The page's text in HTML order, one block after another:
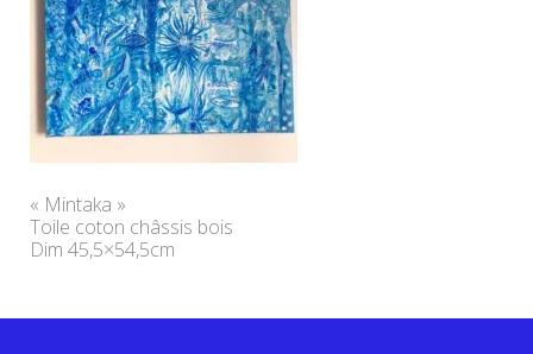
« Mintaka »
Toile coton châssis bois
Dim 45,5×54,5cm